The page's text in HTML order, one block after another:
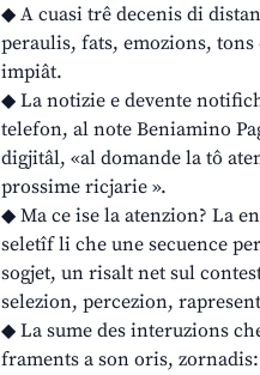
◆ A cuasi trê decenis di
peraulis, fats, emozions,
impiât.
◆ La notizie e devente
telefon, al note Beniamino
digjitâl, «al domande la tô
prossime ricjarie ».
◆ Ma ce ise la atenzion? La
seletîf li che une secuence
sogjet, un risalt net sul
selezion, percezion,
◆ La sume des interuzions
framents a son oris,